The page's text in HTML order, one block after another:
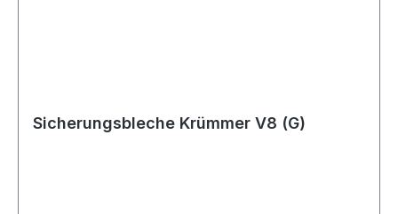
Sicherungsbleche Krümmer V8 (G)